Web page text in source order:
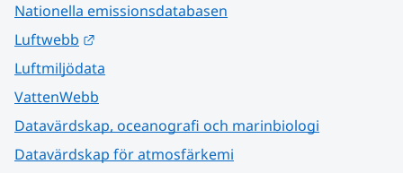
Nationella emissionsdatabasen
Luftwebb
Luftmiljödata
VattenWebb
Datavärdskap, oceanografi och marinbiologi
Datavärdskap för atmosfärkemi